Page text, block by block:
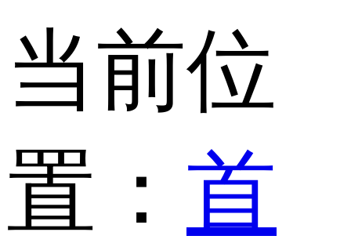
当前位
置： 首